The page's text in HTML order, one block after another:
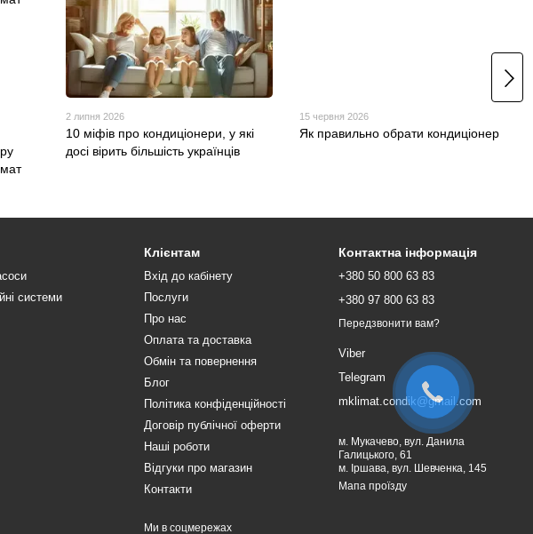
2 липня 2026
10 міфів про кондиціонери, у які
досі вірить більшість українців
15 червня 2026
Як правильно обрати кондиціонер
системи
Клієнтам
Вхід до кабінету
Послуги
Про нас
Оплата та доставка
Обмін та повернення
Блог
Політика конфіденційності
Договір публічної оферти
Наші роботи
Відгуки про магазин
Контакти
Ми в соцмережах
Контактна інформація
+380 50 800 63 83
+380 97 800 63 83
Передзвонити вам?
Viber
Telegram
mklimat.condik@gmail.com
м. Мукачево, вул. Данила
Галицького, 61
м. Іршава, вул. Шевченка, 145
Мапа проїзду